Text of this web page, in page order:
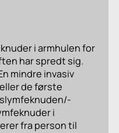
i armhulen for
har spredt sig.
mindre invasiv
de første
i
fra person til